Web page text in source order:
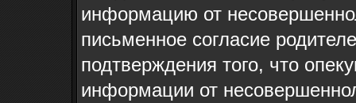
информацию от
письменное согласие
подтверждения того, что
информации от